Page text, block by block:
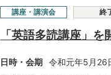
講座・講演会 終
「英語多読講座」を
日時・会期
令和元年5月26